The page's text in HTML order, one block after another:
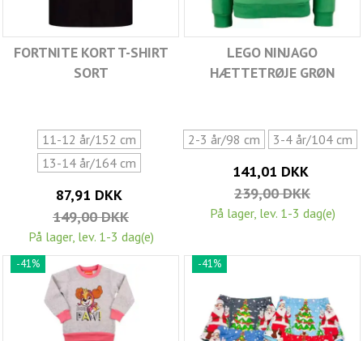
FORTNITE KORT T-SHIRT
SORT
11-12 år/152 cm
13-14 år/164 cm
87,91 DKK
149,00 DKK
På lager, lev. 1-3 dag(e)
LEGO NINJAGO
HÆTTETRØJE GRØN
2-3 år/98 cm 3-4 år/104 cm
141,01 DKK
239,00 DKK
På lager, lev. 1-3 dag(e)
-41% -41%